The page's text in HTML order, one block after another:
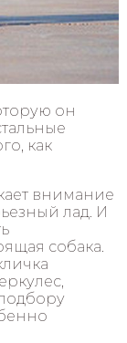
он
как
внимание
лад. И
собака.